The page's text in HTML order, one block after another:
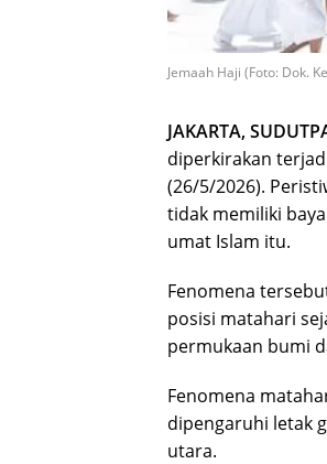
Jemaah Haji (Foto: Dok.
JAKARTA,
diperkirakan
(26/5/2026).
tidak memiliki
umat Islam itu.
Fenomena
posisi matahari
permukaan bumi
Fenomena
dipengaruhi letak
utara.